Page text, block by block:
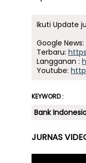
Ikuti Update
Google News:
Terbaru:
Langganan :
Youtube:
KEYWORD :
Bank
JURNAS